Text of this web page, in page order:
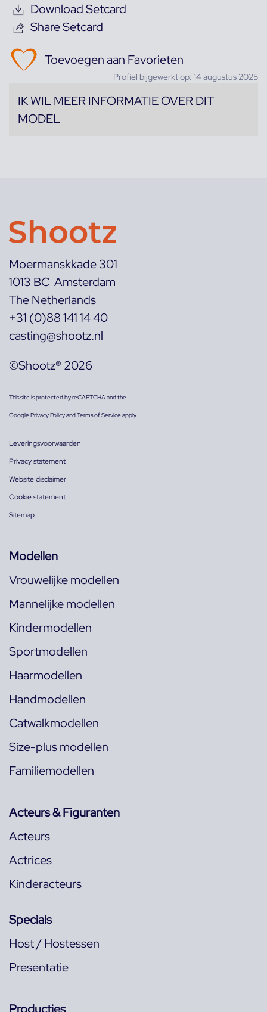
Download Setcard
Share Setcard
Toevoegen aan Favorieten
Profiel bijgewerkt op: 14 augustus 2025
IK WIL MEER INFORMATIE OVER DIT
MODEL
Moermanskkade 301
1013 BC Amsterdam
The Netherlands
+31 (0)88 141 14 40
casting@shootz.nl
©Shootz® 2026
This site is protected by reCAPTCHA and the
GooglePrivacy PolicyandTerms of Serviceapply.
Leveringsvoorwaarden
Privacy statement
Website disclaimer
Cookie statement
Sitemap
Modellen
Vrouwelijke modellen
Mannelijke modellen
Kindermodellen
Sportmodellen
Haarmodellen
Handmodellen
Catwalkmodellen
Size-plus modellen
Familiemodellen
Acteurs & Figuranten
Acteurs
Actrices
Kinderacteurs
Specials
Host / Hostessen
Presentatie